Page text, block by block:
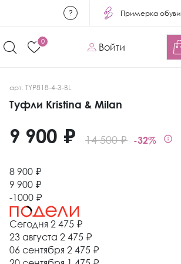
Примерка обуви
0
Войти
арт. TYP818-4-3-BL
Туфли Kristina & Milan
14 500 ₽ -32%
9 900 ₽
8 900 ₽
9 900 ₽
-1000 ₽
Сегодня 2 475 ₽
23 августа 2 475 ₽
06 сентября 2 475 ₽